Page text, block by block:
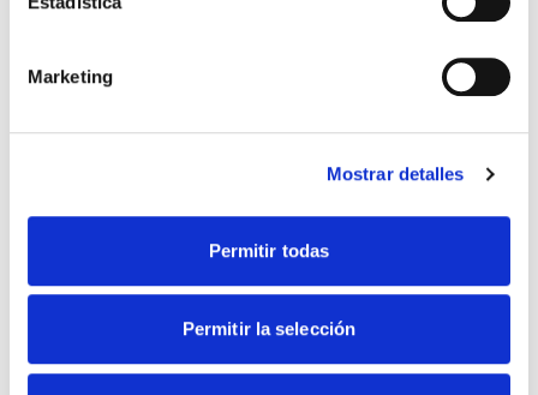
Marketing
Mostrar detalles
Permitir todas
Permitir la selección